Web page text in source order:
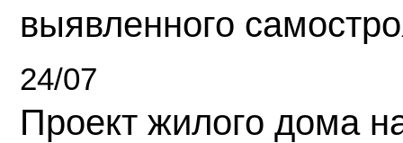
выявленного
24/07
Проект жилого дома